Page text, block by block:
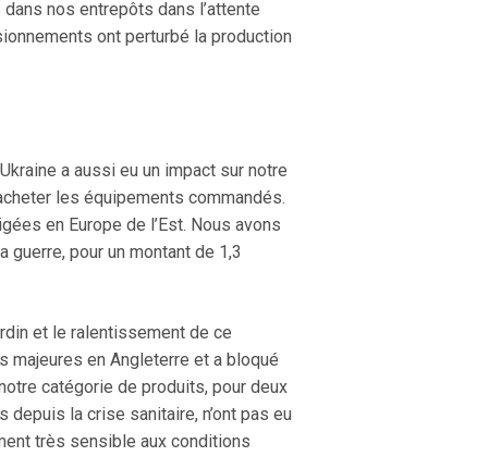
nos entrepôts dans l’attente
ont perturbé la production
a aussi eu un impact sur notre
les équipements commandés.
en Europe de l’Est. Nous avons
pour un montant de 1,3
et le ralentissement de ce
majeures en Angleterre et a bloqué
catégorie de produits, pour deux
la crise sanitaire, n’ont pas eu
très sensible aux conditions